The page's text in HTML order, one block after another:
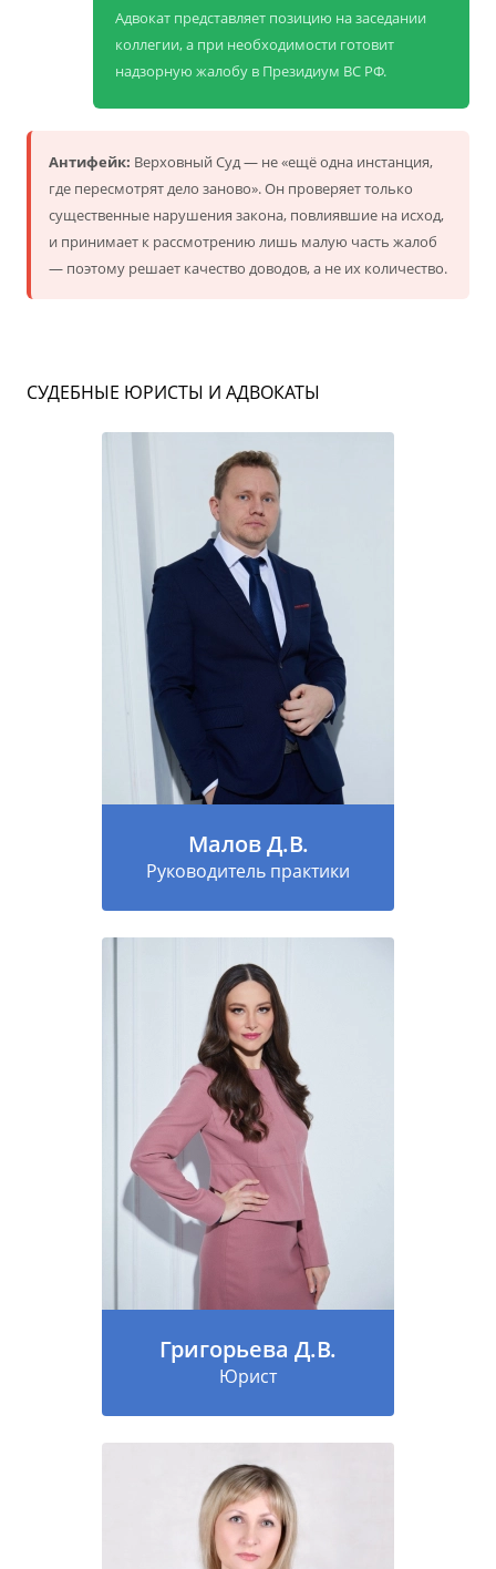
Адвокат представляет позицию на заседании
коллегии, а при необходимости готовит
надзорную жалобу в Президиум ВС РФ.
Антифейк: Верховный Суд — не «ещё одна инстанция,
где пересмотрят дело заново». Он проверяет только
существенные нарушения закона, повлиявшие на исход,
и принимает к рассмотрению лишь малую часть жалоб
— поэтому решает качество доводов, а не их количество.
СУДЕБНЫЕ ЮРИСТЫ И АДВОКАТЫ
Малов Д.В.
Руководитель практики
Григорьева Д.В.
Юрист